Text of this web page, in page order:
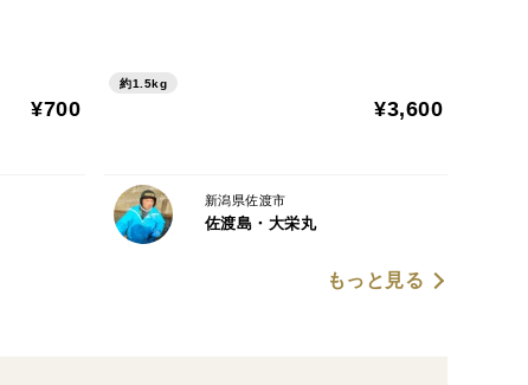
¥700
約1.5kg
¥3,600
新潟県佐渡市
佐渡島・大栄丸
もっと見る